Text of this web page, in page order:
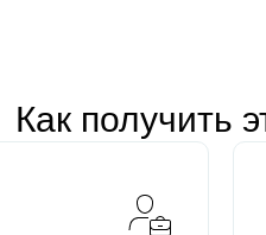
Как получить